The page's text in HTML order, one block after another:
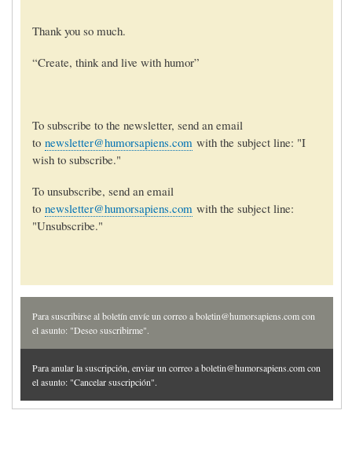
Thank you so much.
“Create, think and live with humor”
To subscribe to the newsletter, send an email
to newsletter@humorsapiens.com with the subject line: "I
wish to subscribe."
To unsubscribe, send an email
to newsletter@humorsapiens.com with the subject line:
"Unsubscribe."
Para suscribirse al boletín envíe un correo a boletin@humorsapiens.com con
el asunto: "Deseo suscribirme".
Para anular la suscripción, enviar un correo a boletin@humorsapiens.com con
el asunto: "Cancelar suscripción".